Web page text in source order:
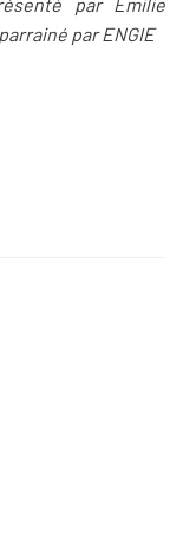
par ENGIE